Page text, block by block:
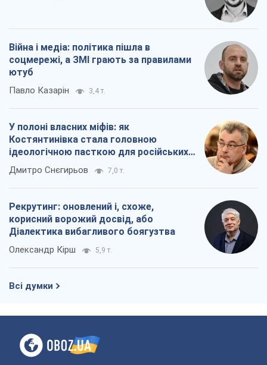
Війна і медіа: політика пішла в
соцмережі, а ЗМІ грають за правилами
ютуб
Павло Казарін 3,4 т.
У полоні власних міфів: як
Костянтинівка стала головною
ідеологічною пасткою для російських
окупантів
Дмитро Снєгирьов 7,0 т.
Рекрутинг: оновлений і, схоже,
корисний ворожий досвід, або
Діалектика вибагливого боягузтва
Олександр Кірш 5,9 т.
Всі думки